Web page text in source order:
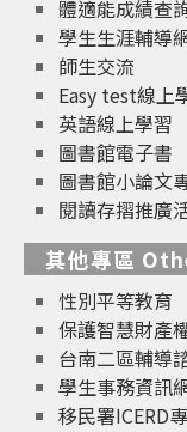
體適能成績查
學生生涯輔導
師生交流
Easy test線上
英語線上學習
圖書館電子書
圖書館小論文
閱讀存摺推廣
其他專區
性別平等教育
保護智慧財產
台南二區輔導
學生事務資訊
移民署ICERD